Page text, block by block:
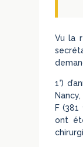
Vu la
1°)
F (381
ont